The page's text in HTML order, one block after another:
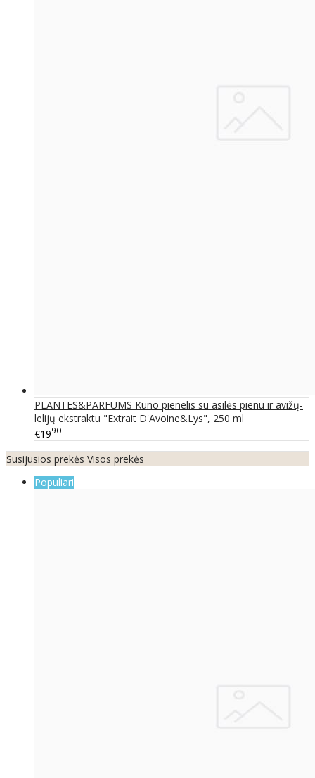
PLANTES&PARFUMS Kūno pienelis su asilės pienu ir avižų-
lelijų ekstraktu "Extrait D'Avoine&Lys", 250 ml
€1990
Susijusios prekės Visos prekės
Populiari